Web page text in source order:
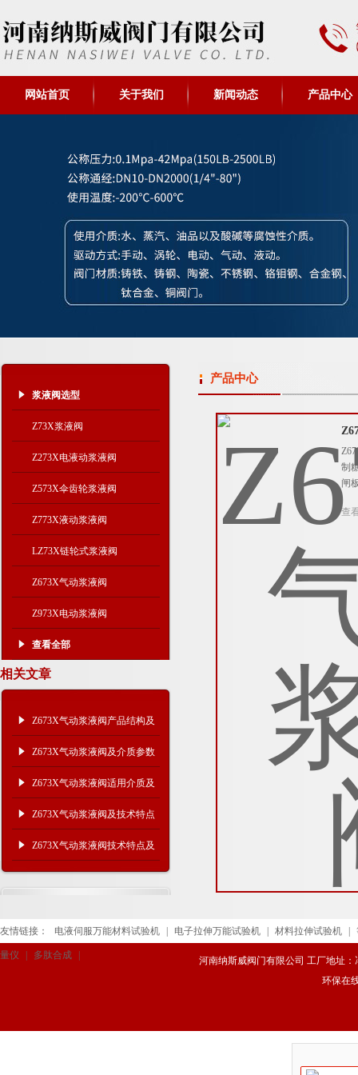
网站首页 关于我们 新闻动态 产品中心
浆液阀选型
Z73X浆液阀
Z273X电液动浆液阀
Z573X伞齿轮浆液阀
Z773X液动浆液阀
LZ73X链轮式浆液阀
Z673X气动浆液阀
Z973X电动浆液阀
查看全部
相关文章
Z673X气动浆液阀产品结构及
适用介质
Z673X气动浆液阀及介质参数
Z673X气动浆液阀适用介质及
结构特点
Z673X气动浆液阀及技术特点
Z673X气动浆液阀技术特点及
适用介质
产品中心
制
闸
查
友情链接： 电液伺服万能材料试验机 电子拉伸万能试验机 材料拉伸试验机
量仪 多肽合成
河南纳斯威阀门有限公司 工厂地址：
环保在